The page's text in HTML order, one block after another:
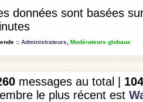
données sont basées
:: Administrateurs Modérateurs globaux
messages au total | 104
le plus récent est